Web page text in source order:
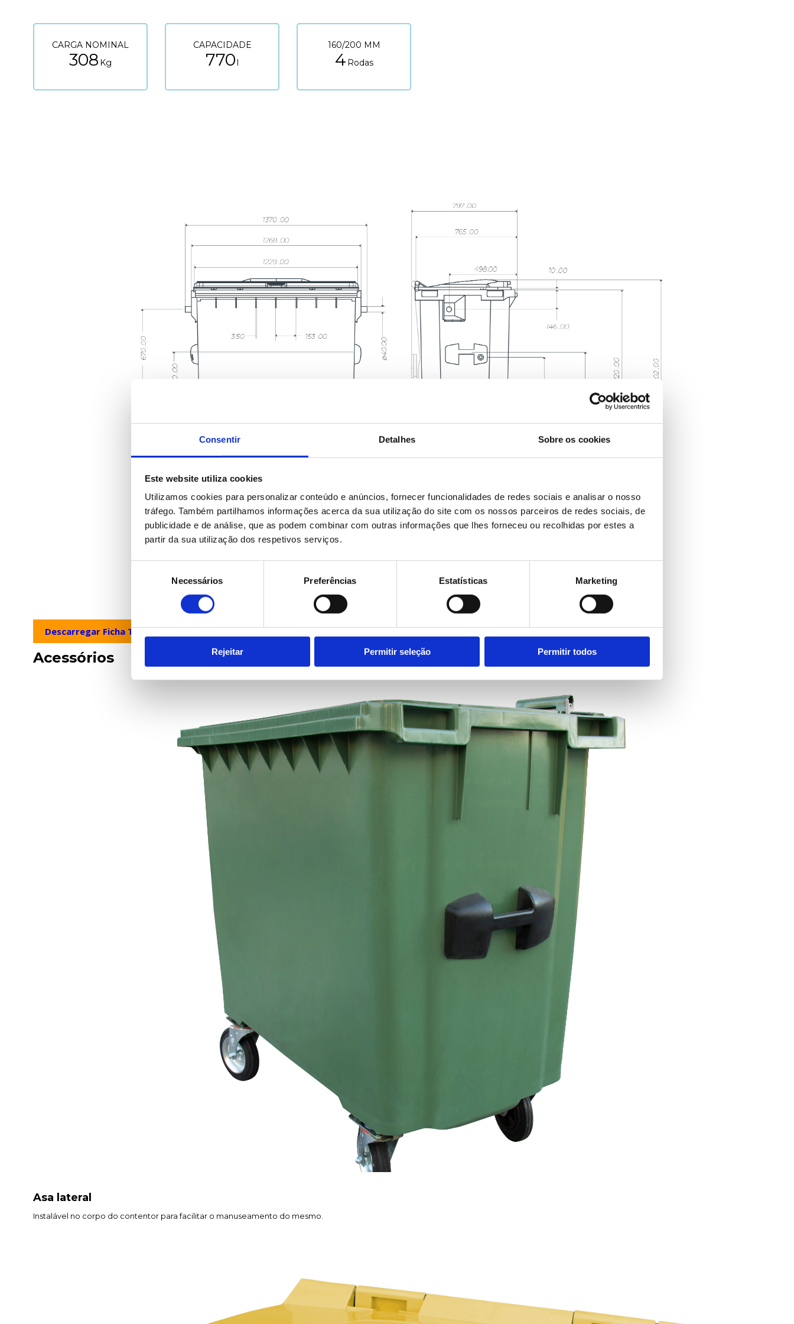
Consentir Detalhes Sobre os cookies
Este website utiliza cookies
Utilizamos cookies para personalizar conteúdo e anúncios, fornecer funcionalidades de redes sociais e analisar o nosso
tráfego. Também partilhamos informações acerca da sua utilização do site com os nossos parceiros de redes sociais, de
publicidade e de análise, que as podem combinar com outras informações que lhes forneceu ou recolhidas por estes a
partir da sua utilização dos respetivos serviços.
consentimento
Necessários Preferências Estatísticas Marketing
Rejeitar Permitir seleção Permitir todos
CARGA NOMINAL
308Kg
CAPACIDADE
770l
160/200 MM
4Rodas
Descarregar Ficha Técnica Descarregar Plano
Acessórios
Asa lateral
Instalável no corpo do contentor para facilitar o manuseamento do mesmo.